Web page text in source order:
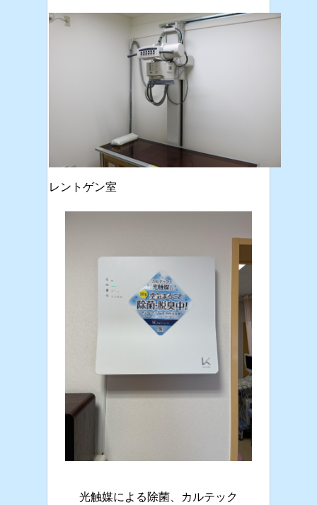
レントゲン室
光触媒による除菌、カルテック